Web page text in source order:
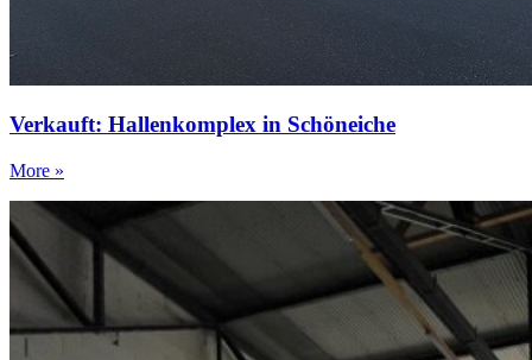
Verkauft: Hallenkomplex in Schöneiche
More »